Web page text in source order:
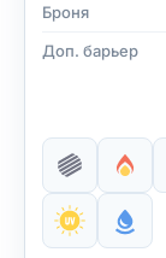
Броня
Доп. барьер